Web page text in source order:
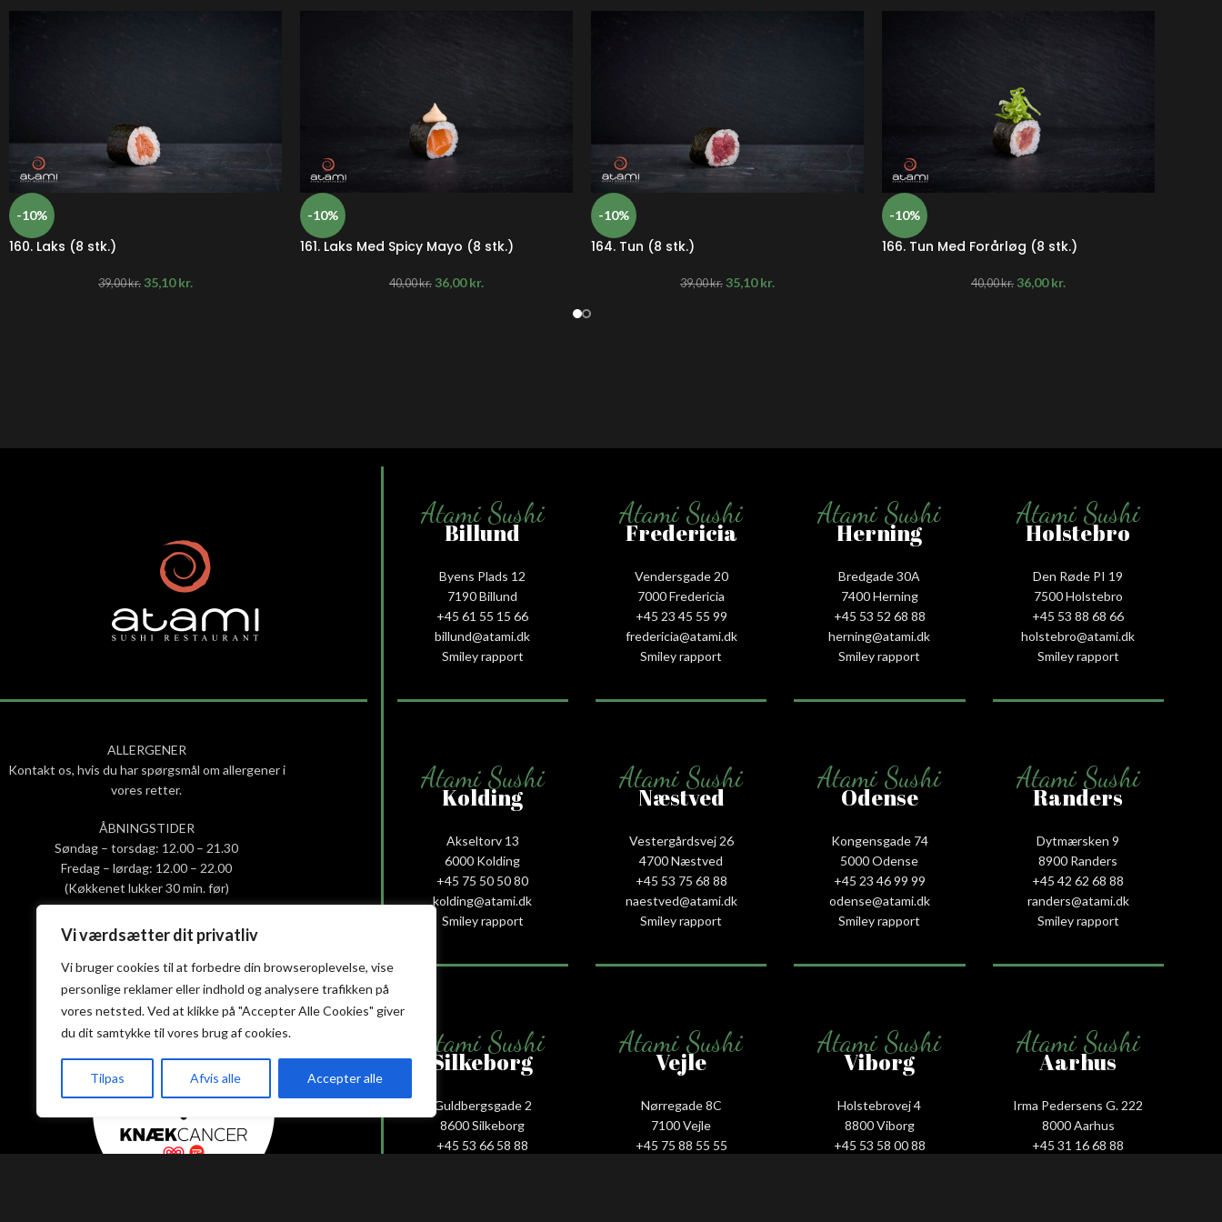
Vi værdsætter dit privatliv
Vi bruger cookies til at forbedre din browseroplevelse, vise
personlige reklamer eller indhold og analysere trafikken på
vores netsted. Ved at klikke på "Accepter Alle Cookies" giver
du dit samtykke til vores brug af cookies.
Tilpas Afvis alle Accepter alle
-10%
160. Laks (8 stk.)
39,00kr. 35,10kr.
-10%
161. Laks Med Spicy Mayo (8 stk.)
40,00kr. 36,00kr.
-10%
164. Tun (8 stk.)
39,00kr. 35,10kr.
-10%
166. Tun Med Forårløg (8 stk.)
40,00kr. 36,00kr.
ALLERGENER
Kontakt os, hvis du har spørgsmål om allergener i
vores retter.
ÅBNINGSTIDER
Søndag – torsdag: 12.00 – 21.30
Fredag – lørdag: 12.00 – 22.00
(Køkkenet lukker 30 min. før)
Smiley-rapport
Privatlivs- og cookiepolitik
Handelsbetingelser
Atami Sushi
Billund
Byens Plads 12
7190 Billund
+45 61 55 15 66‬
billund@atami.dk
Smiley rapport
Atami Sushi
Fredericia
Vendersgade 20
7000 Fredericia
+45 23 45 55 99
fredericia@atami.dk
Smiley rapport
Atami Sushi
Herning
Bredgade 30A
7400 Herning
+45 53 52 68 88
herning@atami.dk
Smiley rapport
Atami Sushi
Holstebro
Den Røde PI 19
7500 Holstebro
+45 53 88 68 66
holstebro@atami.dk
Smiley rapport
Atami Sushi
Kolding
Akseltorv 13
6000 Kolding
+45 75 50 50 80
kolding@atami.dk
Smiley rapport
Atami Sushi
Næstved
Vestergårdsvej 26
4700 Næstved
+45 53 75 68 88
naestved@atami.dk
Smiley rapport
Atami Sushi
Odense
Kongensgade 74
5000 Odense
+45 23 46 99 99
odense@atami.dk
Smiley rapport
Atami Sushi
Randers
Dytmærsken 9
8900 Randers
+45 42 62 68 88
randers@atami.dk
Smiley rapport
Atami Sushi
Silkeborg
Guldbergsgade 2
8600 Silkeborg
+45 53 66 58 88
Atami Sushi
Vejle
Nørregade 8C
7100 Vejle
+45 75 88 55 55
Atami Sushi
Viborg
Holstebrovej 4
8800 Viborg
+45 53 58 00 88
Atami Sushi
Aarhus
Irma Pedersens G. 222
8000 Aarhus
+45 31 16 68 88